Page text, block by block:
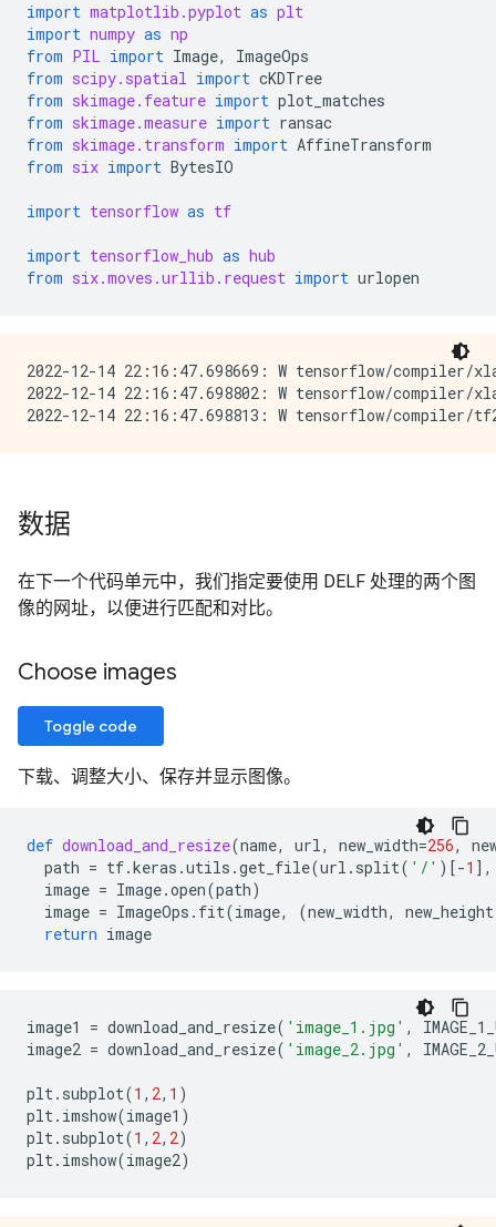
import matplotlib.pyplot as plt
import numpy as np
from PIL import Image,
ImageOps
from scipy.spatial import cKDTree
from skimage.feature import plot_matches
from skimage.measure import ransac
from skimage.transform import AffineTransform
from six import BytesIO
import tensorflow as tf
import tensorflow_hub as hub
from six.moves.urllib.request import urlopen
2022-12-14 22:16:47.698669: W tensorflow/
2022-12-14 22:16:47.698802: W tensorflow/
数据
在下一个代码单元中，我们指定要使用 DELF 处理的两个图
像的网址，以便进行匹配和对比。
Choose images
Toggle code
下载、调整大小、保存并显示图像。
def download_and_resize(name, url, new_width=256,
path = tf.keras .utils .get_file(url . split( '/' )[-1 ],
image = Image.open(path)
image = ImageOps . fit(image, (new_width, new_height
return image
image1 = download_and_resize( 'image_1.jpg' ,
image2 = download_and_resize( 'image_2.jpg' ,
plt. subplot(1 , 2, 1 )
plt. imshow(image1 )
plt. subplot(1 , 2, 2)
plt. imshow(image2)